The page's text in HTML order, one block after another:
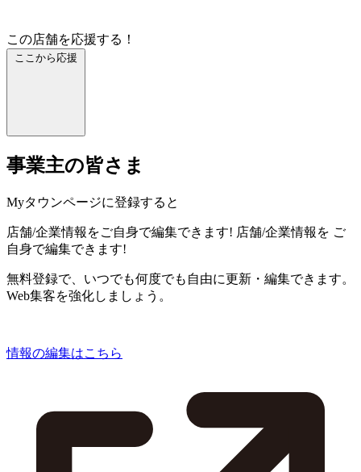
この店舗を応援する！
ここから応援
事業主の皆さま
Myタウンページに登録すると
店舗/企業情報をご自身で編集できます! 店舗/企業情報を ご
自身で編集できます!
無料登録で、いつでも何度でも自由に更新・編集できます。
Web集客を強化しましょう。
情報の編集はこちら